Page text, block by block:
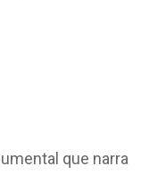
que narra